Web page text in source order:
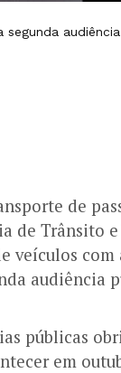
segunda
de
de Trânsito
veículos
audiência
públicas
em